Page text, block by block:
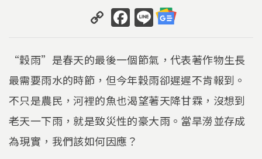
C
o
p
y
Li
n
k
F
a
c
e
b
o
o
k
Li
n
e
“穀雨”是春天的最後一個節氣，代表著作物生長
最需要雨水的時節，但今年穀雨卻遲遲不肯報到。
不只是農民，河裡的魚也渴望著天降甘霖，沒想到
老天一下雨，就是致災性的豪大雨。當旱澇並存成
為現實，我們該如何因應？